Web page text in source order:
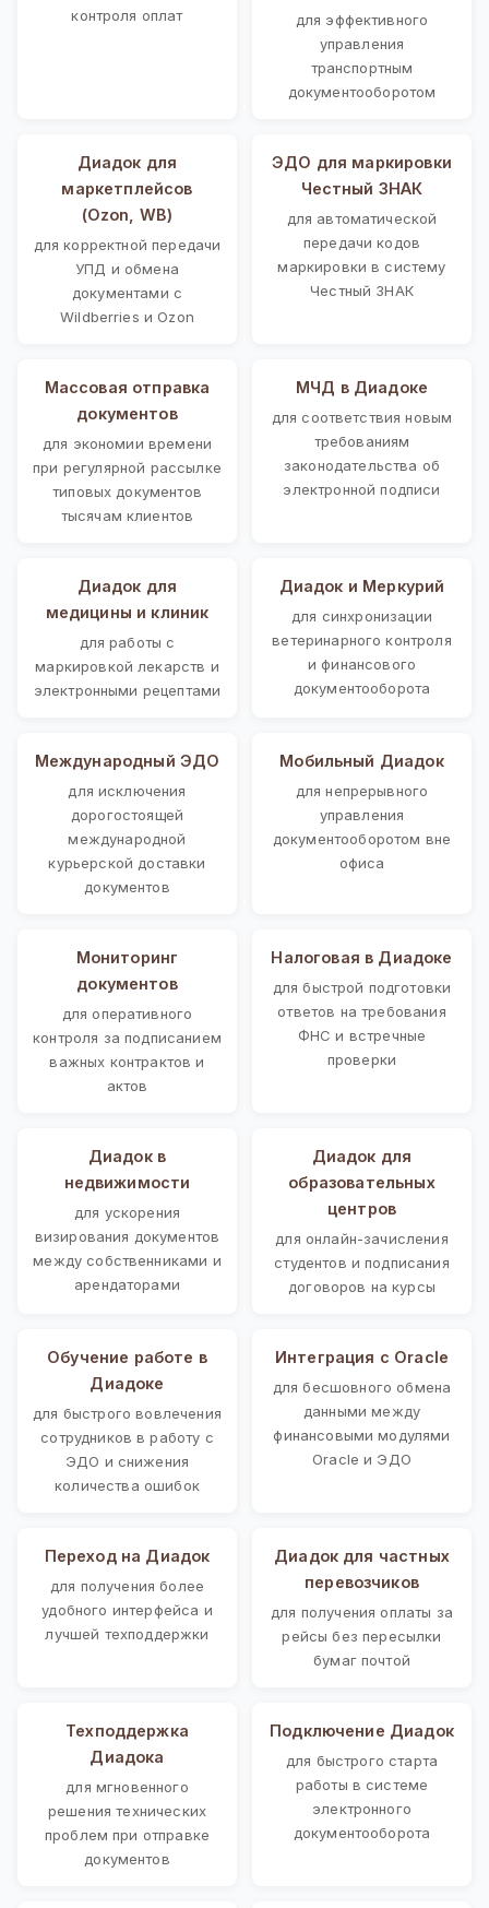
контроля оплат
для эффективного
управления
транспортным
документооборотом
Диадок для
маркетплейсов
(Ozon, WB)
для корректной передачи
УПД и обмена
документами с
Wildberries и Ozon
ЭДО для маркировки
Честный ЗНАК
для автоматической
передачи кодов
маркировки в систему
Честный ЗНАК
Массовая отправка
документов
для экономии времени
при регулярной рассылке
типовых документов
тысячам клиентов
МЧД в Диадоке
для соответствия новым
требованиям
законодательства об
электронной подписи
Диадок для
медицины и клиник
для работы с
маркировкой лекарств и
электронными рецептами
Диадок и Меркурий
для синхронизации
ветеринарного контроля
и финансового
документооборота
Международный ЭДО
для исключения
дорогостоящей
международной
курьерской доставки
документов
Мобильный Диадок
для непрерывного
управления
документооборотом вне
офиса
Мониторинг
документов
для оперативного
контроля за подписанием
важных контрактов и
актов
Налоговая в Диадоке
для быстрой подготовки
ответов на требования
ФНС и встречные
проверки
Диадок в
недвижимости
для ускорения
визирования документов
между собственниками и
арендаторами
Диадок для
образовательных
центров
для онлайн-зачисления
студентов и подписания
договоров на курсы
Обучение работе в
Диадоке
для быстрого вовлечения
сотрудников в работу с
ЭДО и снижения
количества ошибок
Интеграция с Oracle
для бесшовного обмена
данными между
финансовыми модулями
Oracle и ЭДО
Переход на Диадок
для получения более
удобного интерфейса и
лучшей техподдержки
Диадок для частных
перевозчиков
для получения оплаты за
рейсы без пересылки
бумаг почтой
Техподдержка
Диадока
для мгновенного
решения технических
проблем при отправке
документов
Подключение Диадок
для быстрого старта
работы в системе
электронного
документооборота